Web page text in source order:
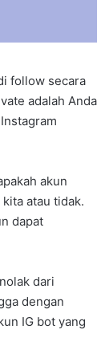
follow secara
adalah Anda
akun
atau tidak.
dapat
dari
dengan
IG bot yang